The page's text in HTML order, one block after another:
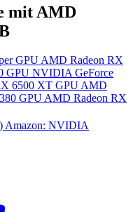
mit AMD
GPUAMD Radeon RX
GPU NVIDIA GeForce
6500 XT GPUAMD
GPUAMD Radeon RX
Amazon: NVIDIA